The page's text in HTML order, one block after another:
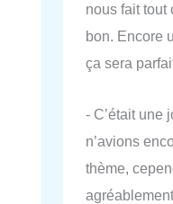
nous fait
bon. Encore
ça sera
- C’était une
n’avions
thème,